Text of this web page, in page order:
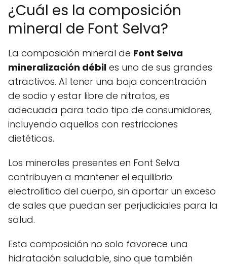
¿Cuál es la composición
mineral de Font Selva?
La composición mineral de Font Selva
mineralización débil es uno de sus grandes
atractivos. Al tener una baja concentración
de sodio y estar libre de nitratos, es
adecuada para todo tipo de consumidores,
incluyendo aquellos con restricciones
dietéticas.
Los minerales presentes en Font Selva
contribuyen a mantener el equilibrio
electrolítico del cuerpo, sin aportar un exceso
de sales que puedan ser perjudiciales para la
salud.
Esta composición no solo favorece una
hidratación saludable, sino que también